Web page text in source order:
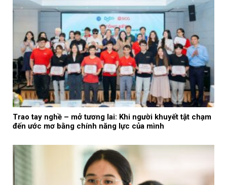
Trao tay nghề – mở tương lai: Khi người khuyết tật chạm
đến ước mơ bằng chính năng lực của mình